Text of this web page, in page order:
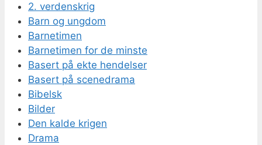
2. verdenskrig
Barn og ungdom
Barnetimen
Barnetimen for de minste
Basert på ekte hendelser
Basert på scenedrama
Bibelsk
Bilder
Den kalde krigen
Drama